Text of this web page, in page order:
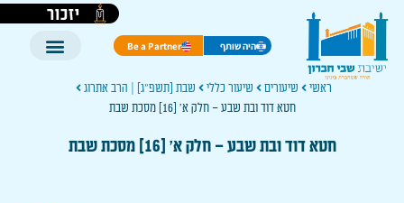
יזכור
היה שותף Be a Partner
ראשי שיעורים שיעור כללי
שבת [תשפ"ג] | הרב אתרוג
חטא דוד ובת שבע – חלק א' [16] מסכת שבת
חטא דוד ובת שבע – חלק א' [16] מסכת שבת